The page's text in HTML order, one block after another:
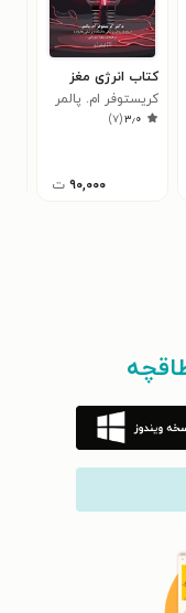
کتاب انرژی مغز
کریستوفر ام. پالمر
۳٫۰(۷)
۹۰,۰۰۰ ت